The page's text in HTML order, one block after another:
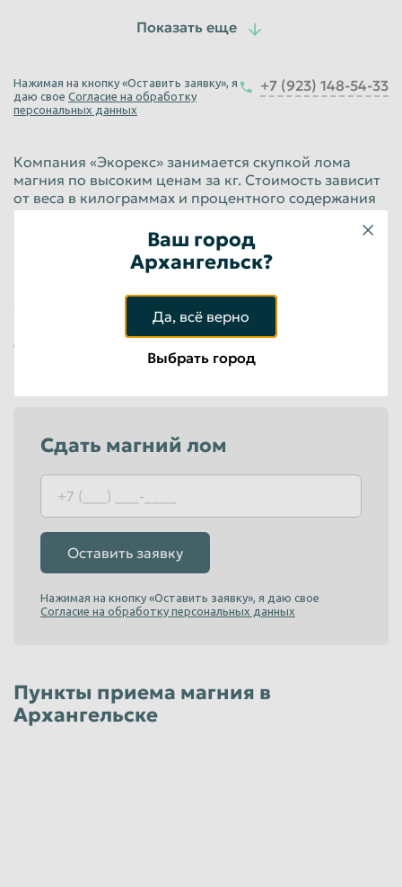
Лом магния Мг95
Юридические лица
руб/кг
Лом магния МА1
Юридические лица
руб/кг
Юридические лица
до 3150 руб/кг
Лом магния МА
Юридические лица
до 3150 руб/кг
Нажимая на кнопку «Оставить заявку», я
даю свое Согласие на обработку
персональных данных
+7 (923) 148-54-33
Компания «Экорекс» занимается скупкой лома
магния по высоким ценам за кг. Стоимость зависит
от веса в килограммах и процентного содержания
нужного элемента. Сегодня вы можете сдать лом
магния и получить лучшую цену за кг, оставив
заявку на сайте ecorex.ru или позвонив по телефону.
Цену за кг можно узнать в прайсе.
Сдача металлолома позволяет обеспечить
рациональное использование природных ресурсов,
снизить затраты на производство, сократить
количество мусорных полигонов.
Сдать магний лом
Оставить заявку
Нажимая на кнопку «Оставить заявку», я даю свое
Согласие на обработку персональных данных
Пункты приема магния в
Архангельске
Ваш город
Архангельск?
Да, всё верно
Выбрать город